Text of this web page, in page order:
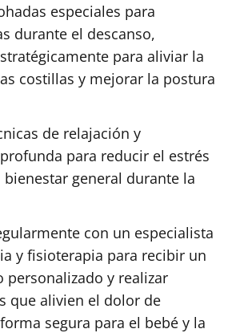
especiales para
durante el descanso,
para aliviar la
costillas y mejorar la postura
de relajación y
para reducir el estrés
general durante la
con un especialista
y fisioterapia para recibir un
personalizado y realizar
que alivien el dolor de
segura para el bebé y la